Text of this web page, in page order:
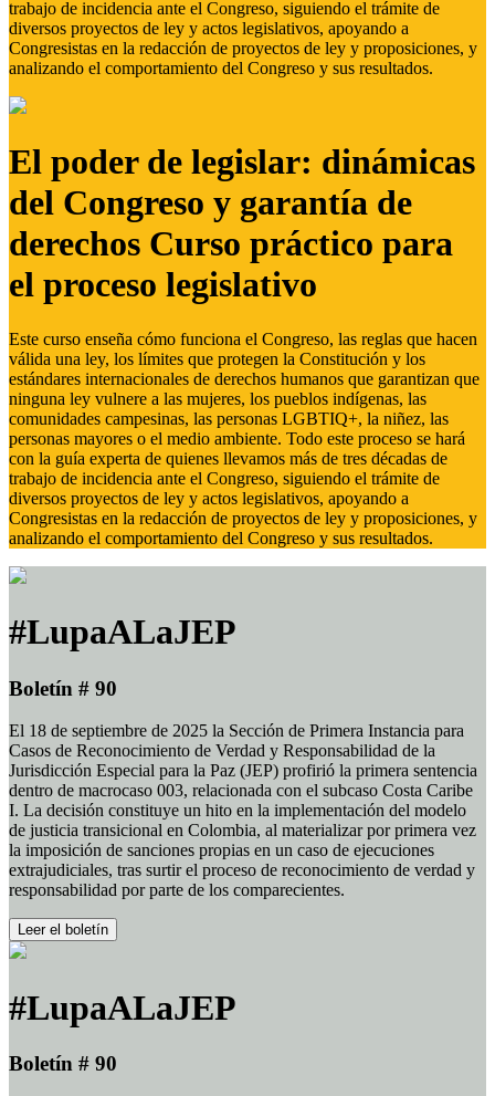
trabajo de incidencia ante el Congreso, siguiendo el trámite de
diversos proyectos de ley y actos legislativos, apoyando a
Congresistas en la redacción de proyectos de ley y proposiciones, y
analizando el comportamiento del Congreso y sus resultados.
El poder de legislar: dinámicas
del Congreso y garantía de
derechos Curso práctico para
el proceso legislativo
Este curso enseña cómo funciona el Congreso, las reglas que hacen
válida una ley, los límites que protegen la Constitución y los
estándares internacionales de derechos humanos que garantizan que
ninguna ley vulnere a las mujeres, los pueblos indígenas, las
comunidades campesinas, las personas LGBTIQ+, la niñez, las
personas mayores o el medio ambiente. Todo este proceso se hará
con la guía experta de quienes llevamos más de tres décadas de
trabajo de incidencia ante el Congreso, siguiendo el trámite de
diversos proyectos de ley y actos legislativos, apoyando a
Congresistas en la redacción de proyectos de ley y proposiciones, y
analizando el comportamiento del Congreso y sus resultados.
#LupaALaJEP
Boletín # 90
El 18 de septiembre de 2025 la Sección de Primera Instancia para
Casos de Reconocimiento de Verdad y Responsabilidad de la
Jurisdicción Especial para la Paz (JEP) profirió la primera sentencia
dentro de macrocaso 003, relacionada con el subcaso Costa Caribe
I. La decisión constituye un hito en la implementación del modelo
de justicia transicional en Colombia, al materializar por primera vez
la imposición de sanciones propias en un caso de ejecuciones
extrajudiciales, tras surtir el proceso de reconocimiento de verdad y
responsabilidad por parte de los comparecientes.
Leer el boletín
#LupaALaJEP
Boletín # 90